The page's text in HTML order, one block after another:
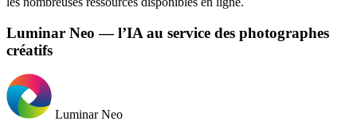
Luminar Neo — l’IA au service des photographes
créatifs
Luminar Neo